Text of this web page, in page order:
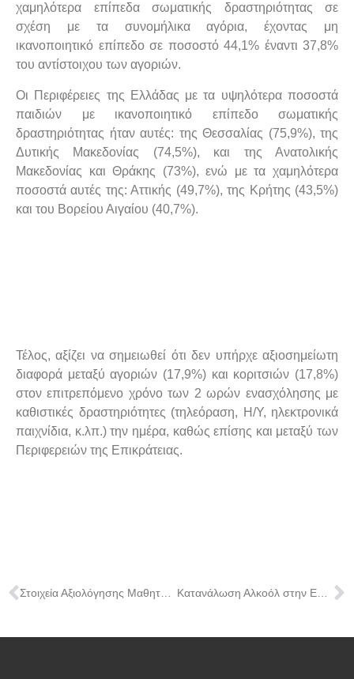
χαμηλότερα επίπεδα σωματικής δραστηριότητας σε
σχέση με τα συνομήλικα αγόρια, έχοντας μη
ικανοποιητικό επίπεδο σε ποσοστό 44,1% έναντι 37,8%
του αντίστοιχου των αγοριών.
Οι Περιφέρειες της Ελλάδας με τα υψηλότερα ποσοστά
παιδιών με ικανοποιητικό επίπεδο σωματικής
δραστηριότητας ήταν αυτές: της Θεσσαλίας (75,9%), της
Δυτικής Μακεδονίας (74,5%), και της Ανατολικής
Μακεδονίας και Θράκης (73%), ενώ με τα χαμηλότερα
ποσοστά αυτές της: Αττικής (49,7%), της Κρήτης (43,5%)
και του Βορείου Αιγαίου (40,7%).
Τέλος, αξίζει να σημειωθεί ότι δεν υπήρχε αξιοσημείωτη
διαφορά μεταξύ αγοριών (17,9%) και κοριτσιών (17,8%)
στον επιτρεπόμενο χρόνο των 2 ωρών ενασχόλησης με
καθιστικές δραστηριότητες (τηλεόραση, Η/Υ, ηλεκτρονικά
παιχνίδια, κ.λπ.) την ημέρα, καθώς επίσης και μεταξύ των
Περιφερειών της Επικράτειας.
Στοιχεία Αξιολόγησης Μαθητών ανά Νομό κατά το σχολικό έτος 2015-2016 Κατανάλωση Αλκοόλ στην Εφηβεία